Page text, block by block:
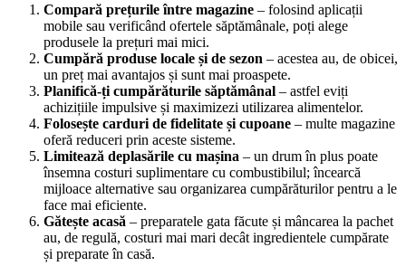
Compară prețurile între magazine – folosind aplicații
mobile sau verificând ofertele săptămânale, poți alege
produsele la prețuri mai mici.
Cumpără produse locale și de sezon – acestea au, de obicei,
un preț mai avantajos și sunt mai proaspete.
Planifică-ți cumpărăturile săptămânal – astfel eviți
achizițiile impulsive și maximizezi utilizarea alimentelor.
Folosește carduri de fidelitate și cupoane – multe magazine
oferă reduceri prin aceste sisteme.
Limitează deplasările cu mașina – un drum în plus poate
însemna costuri suplimentare cu combustibilul; încearcă
mijloace alternative sau organizarea cumpărăturilor pentru a le
face mai eficiente.
Gătește acasă – preparatele gata făcute și mâncarea la pachet
au, de regulă, costuri mai mari decât ingredientele cumpărate
și preparate în casă.